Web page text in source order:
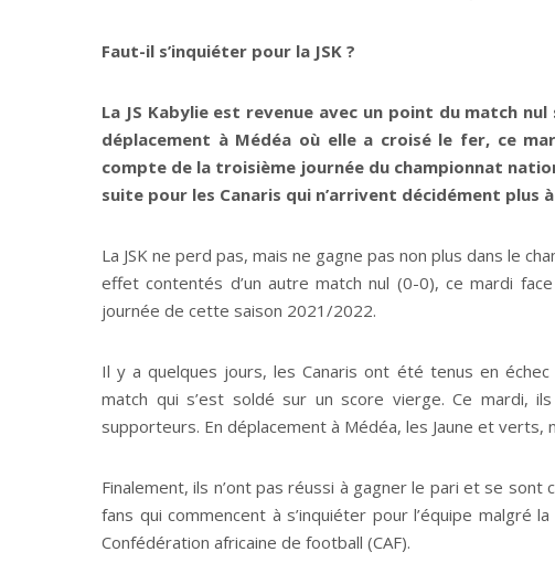
Faut-il s’inquiéter pour la JSK ?
La JS Kabylie est revenue avec un point du match
déplacement à Médéa où elle a croisé le fer, ce
compte de la troisième journée du championnat
suite pour les Canaris qui n’arrivent décidément plus
La JSK ne perd pas, mais ne gagne pas non plus dans le
effet contentés d’un autre match nul (0-0), ce mardi
journée de cette saison 2021/2022.
Il y a quelques jours, les Canaris ont été tenus en
match qui s’est soldé sur un score vierge. Ce mardi,
supporteurs. En déplacement à Médéa, les Jaune et
Finalement, ils n’ont pas réussi à gagner le pari et se
fans qui commencent à s’inquiéter pour l’équipe malgré
Confédération africaine de football (CAF).